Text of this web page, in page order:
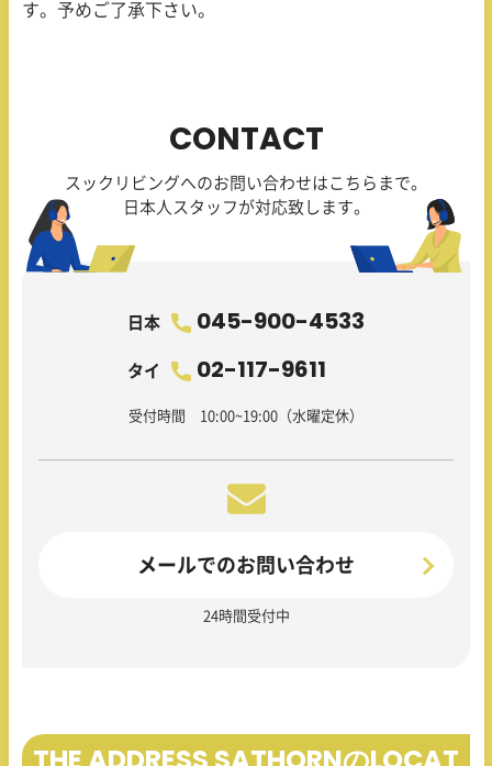
す。予めご了承下さい。
CONTACT
スックリビングへのお問い合わせはこちらまで。
日本人スタッフが対応致します。
日本 045-900-4533
タイ 02-117-9611
受付時間 10:00~19:00（水曜定休）
メールでのお問い合わせ
24時間受付中